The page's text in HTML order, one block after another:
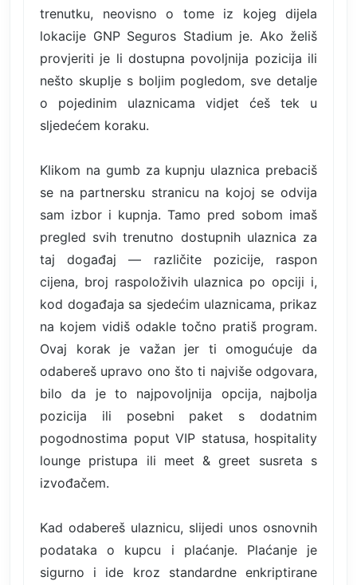
trenutku, neovisno o tome iz kojeg dijela
lokacije GNP Seguros Stadium je. Ako želiš
provjeriti je li dostupna povoljnija pozicija ili
nešto skuplje s boljim pogledom, sve detalje
o pojedinim ulaznicama vidjet ćeš tek u
sljedećem koraku.
Klikom na gumb za kupnju ulaznica prebaciš
se na partnersku stranicu na kojoj se odvija
sam izbor i kupnja. Tamo pred sobom imaš
pregled svih trenutno dostupnih ulaznica za
taj događaj — različite pozicije, raspon
cijena, broj raspoloživih ulaznica po opciji i,
kod događaja sa sjedećim ulaznicama, prikaz
na kojem vidiš odakle točno pratiš program.
Ovaj korak je važan jer ti omogućuje da
odabereš upravo ono što ti najviše odgovara,
bilo da je to najpovoljnija opcija, najbolja
pozicija ili posebni paket s dodatnim
pogodnostima poput VIP statusa, hospitality
lounge pristupa ili meet & greet susreta s
izvođačem.
Kad odabereš ulaznicu, slijedi unos osnovnih
podataka o kupcu i plaćanje. Plaćanje je
sigurno i ide kroz standardne enkriptirane